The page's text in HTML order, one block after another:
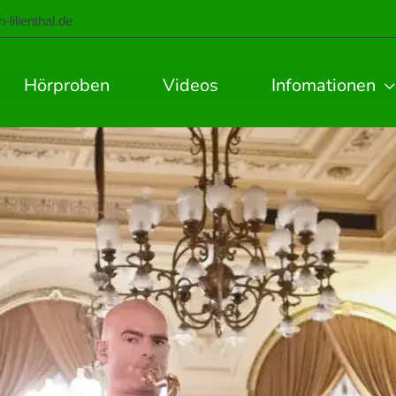
lilienthal.de
Hörproben Videos Infomationen